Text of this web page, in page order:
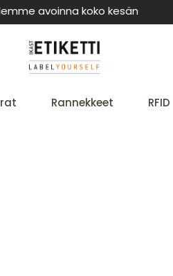
avoinna koko kesän
Rannekkeet RFID